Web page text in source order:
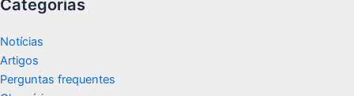
Categorias
Notícias
Artigos
Perguntas frequentes